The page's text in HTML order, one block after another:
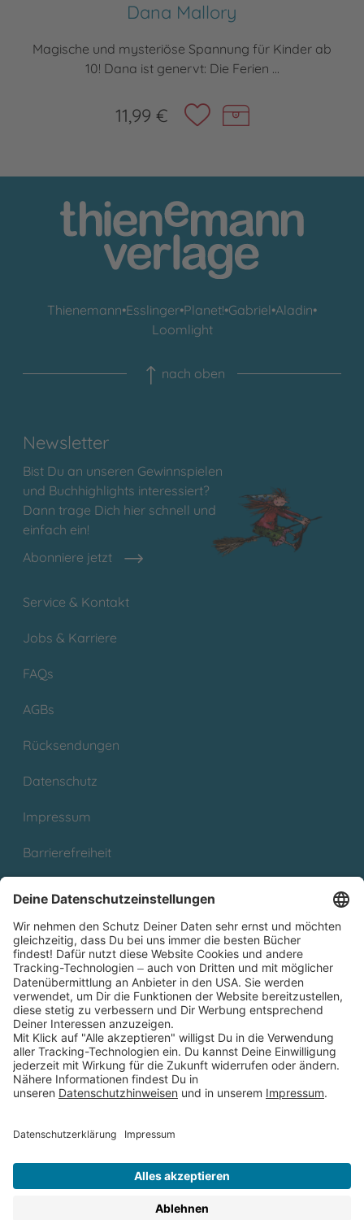
Dana Mallory
Magische und mysteriöse Spannung für Kinder ab
10! Dana ist genervt: Die Ferien ...
11,99 €
Thienemann•Esslinger•Planet!•Gabriel•Aladin•
Loomlight
nach oben
Newsletter
Bist Du an unseren Gewinnspielen
und Buchhighlights interessiert?
Dann trage Dich hier schnell und
einfach ein!
Abonniere jetzt
Service & Kontakt
Jobs & Karriere
FAQs
AGBs
Rücksendungen
Datenschutz
Impressum
Barrierefreiheit
Partnerprogramm (Affiliate)
Folge uns auf
* Versandkostenfrei ab 9,00 € Bestellwert innerhalb
Deutschlands
** Lieferzeit 1-3 Werktage innerhalb Deutschlands
Thienemann-Esslinger Verlag GmbH, Blumenstraße 36, D-70182